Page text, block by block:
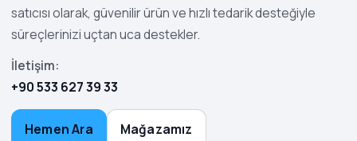
satıcısı olarak, güvenilir ürün ve hızlı tedarik desteğiyle
süreçlerinizi uçtan uca destekler.
İletişim:
+90 533 627 39 33
Hemen Ara Mağazamız